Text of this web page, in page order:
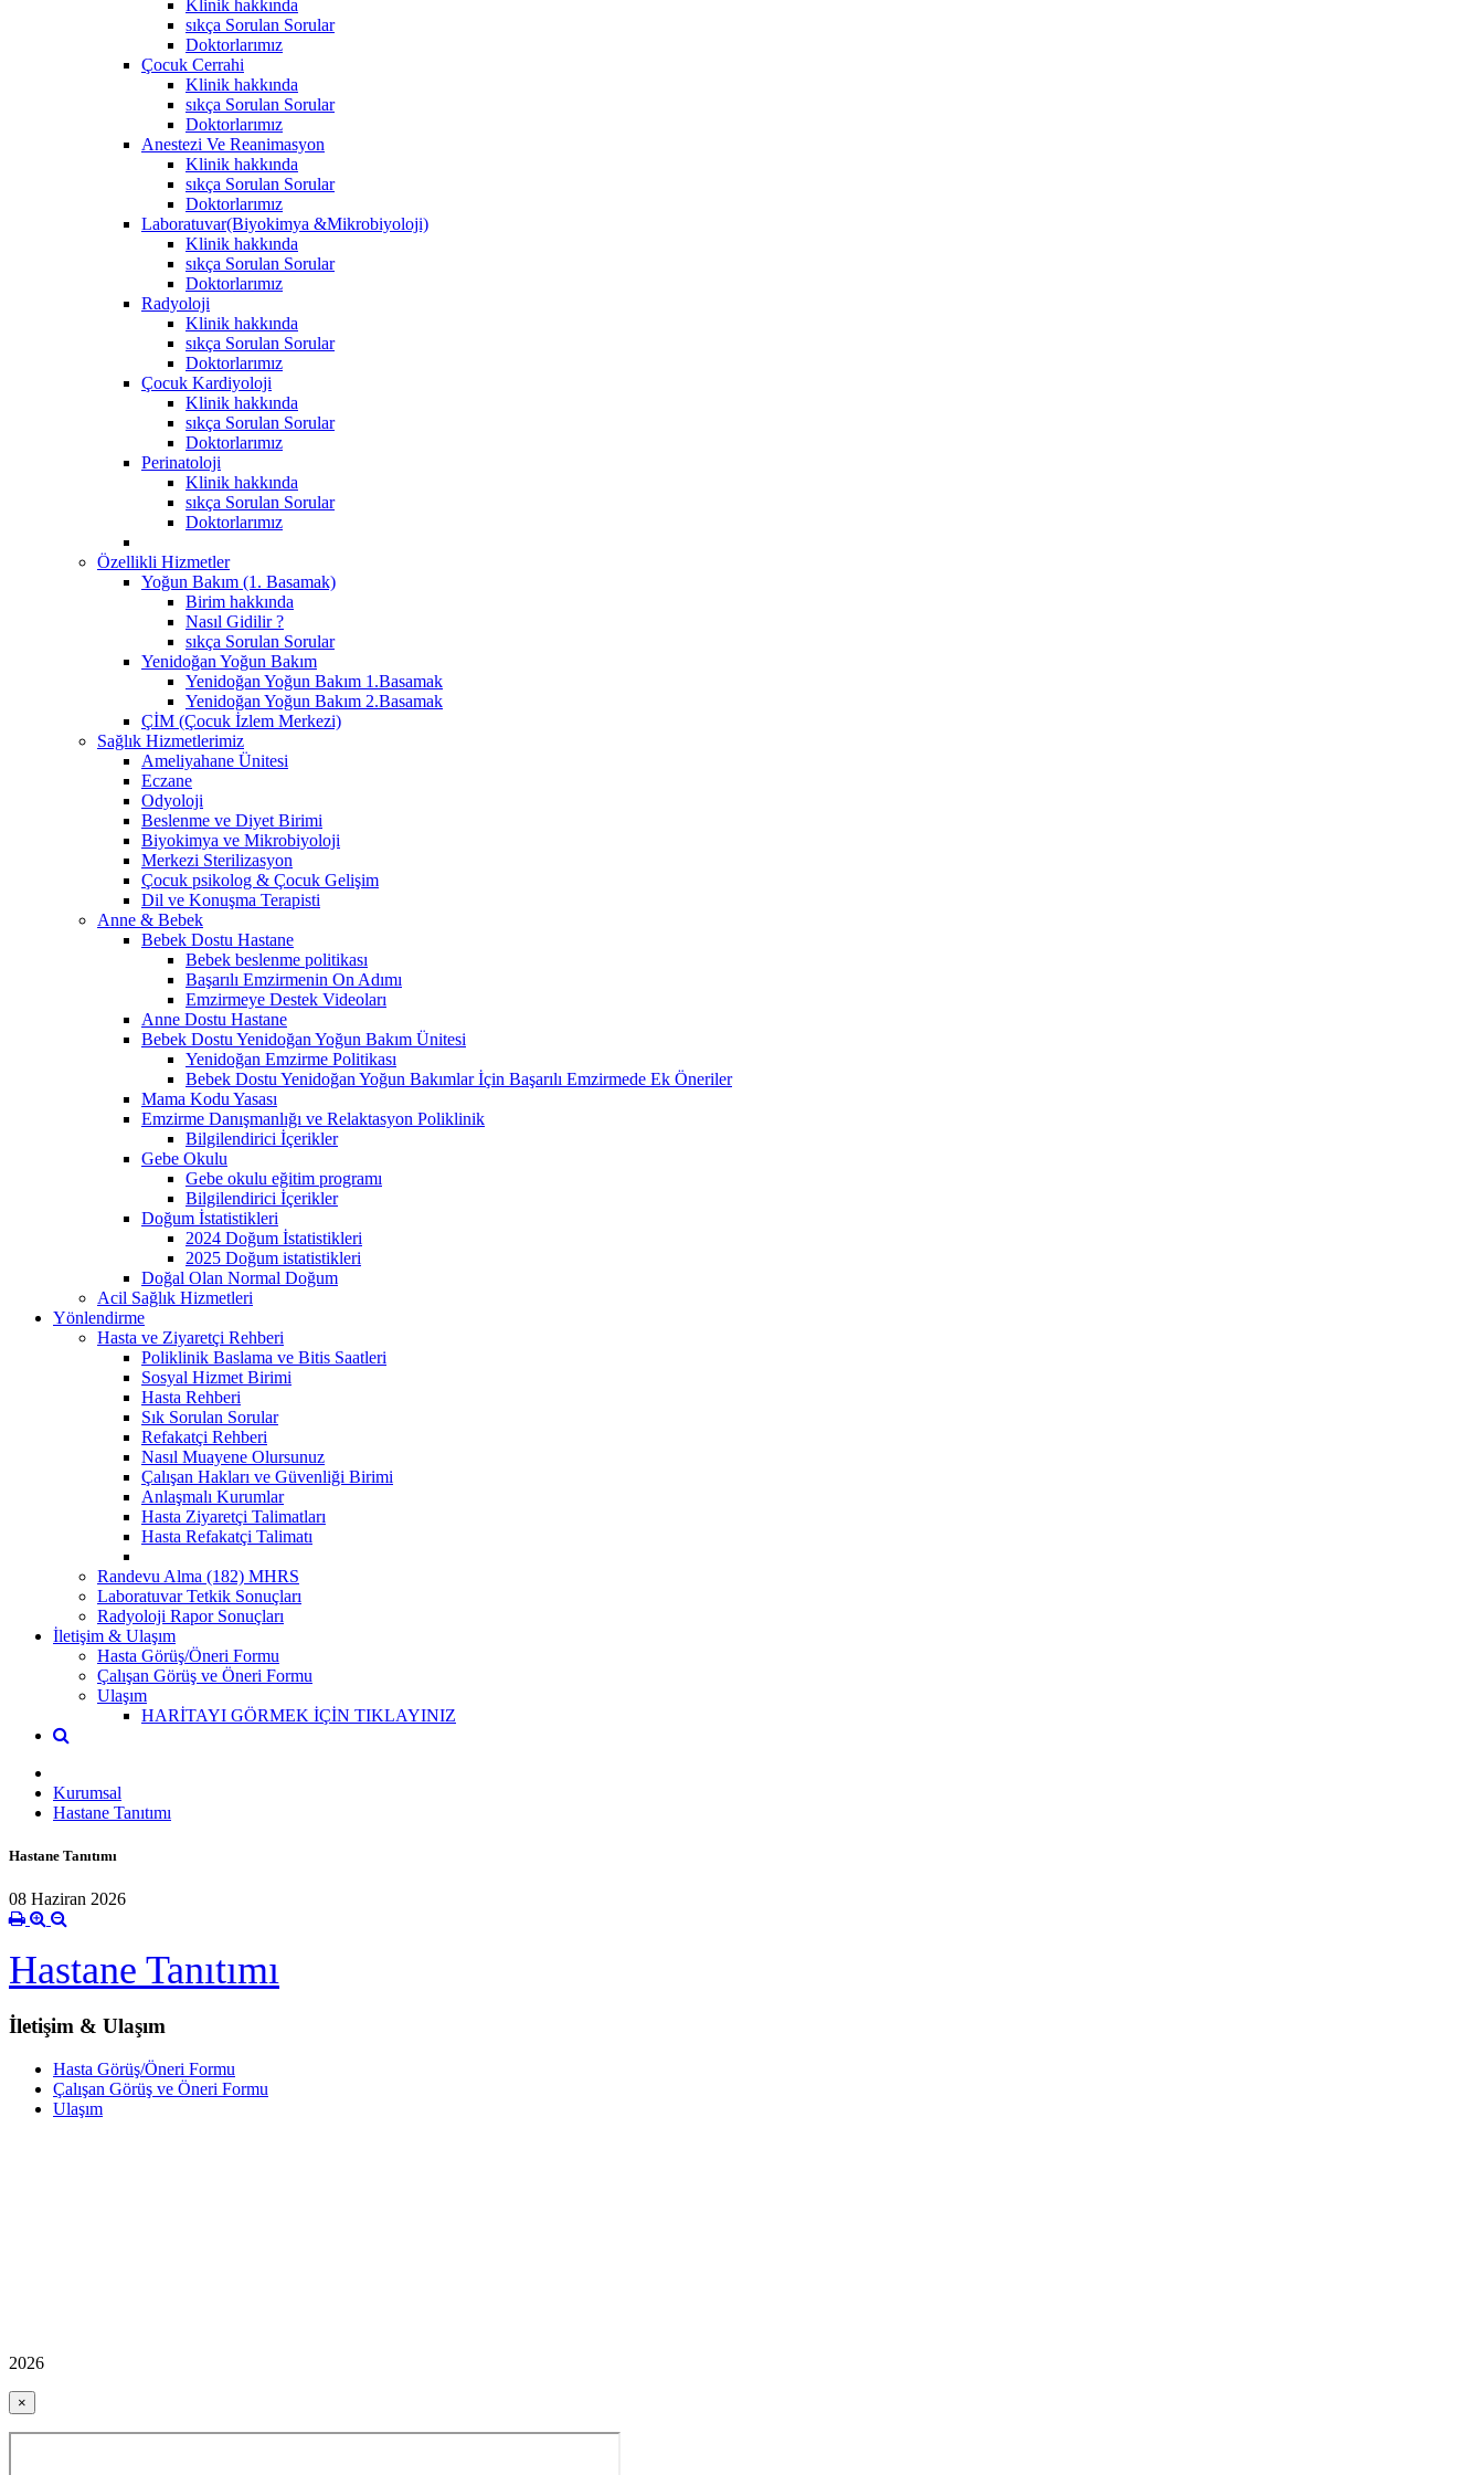
Klinik hakkında
sıkça Sorulan Sorular
Doktorlarımız
Çocuk Cerrahi
Klinik hakkında
sıkça Sorulan Sorular
Doktorlarımız
Anestezi Ve Reanimasyon
Klinik hakkında
sıkça Sorulan Sorular
Doktorlarımız
Laboratuvar(Biyokimya &Mikrobiyoloji)
Klinik hakkında
sıkça Sorulan Sorular
Doktorlarımız
Radyoloji
Klinik hakkında
sıkça Sorulan Sorular
Doktorlarımız
Çocuk Kardiyoloji
Klinik hakkında
sıkça Sorulan Sorular
Doktorlarımız
Perinatoloji
Klinik hakkında
sıkça Sorulan Sorular
Doktorlarımız
Özellikli Hizmetler
Yoğun Bakım (1. Basamak)
Birim hakkında
Nasıl Gidilir ?
sıkça Sorulan Sorular
Yenidoğan Yoğun Bakım
Yenidoğan Yoğun Bakım 1.Basamak
Yenidoğan Yoğun Bakım 2.Basamak
ÇİM (Çocuk İzlem Merkezi)
Sağlık Hizmetlerimiz
Ameliyahane Ünitesi
Eczane
Odyoloji
Beslenme ve Diyet Birimi
Biyokimya ve Mikrobiyoloji
Merkezi Sterilizasyon
Çocuk psikolog & Çocuk Gelişim
Dil ve Konuşma Terapisti
Anne & Bebek
Bebek Dostu Hastane
Bebek beslenme politikası
Başarılı Emzirmenin On Adımı
Emzirmeye Destek Videoları
Anne Dostu Hastane
Bebek Dostu Yenidoğan Yoğun Bakım Ünitesi
Yenidoğan Emzirme Politikası
Bebek Dostu Yenidoğan Yoğun Bakımlar İçin Başarılı Emzirmede Ek Öneriler
Mama Kodu Yasası
Emzirme Danışmanlığı ve Relaktasyon Poliklinik
Bilgilendirici İçerikler
Gebe Okulu
Gebe okulu eğitim programı
Bilgilendirici İçerikler
Doğum İstatistikleri
2024 Doğum İstatistikleri
2025 Doğum istatistikleri
Doğal Olan Normal Doğum
Acil Sağlık Hizmetleri
Yönlendirme
Hasta ve Ziyaretçi Rehberi
Poliklinik Baslama ve Bitis Saatleri
Sosyal Hizmet Birimi
Hasta Rehberi
Sık Sorulan Sorular
Refakatçi Rehberi
Nasıl Muayene Olursunuz
Çalışan Hakları ve Güvenliği Birimi
Anlaşmalı Kurumlar
Hasta Ziyaretçi Talimatları
Hasta Refakatçi Talimatı
Randevu Alma (182) MHRS
Laboratuvar Tetkik Sonuçları
Radyoloji Rapor Sonuçları
İletişim & Ulaşım
Hasta Görüş/Öneri Formu
Çalışan Görüş ve Öneri Formu
Ulaşım
HARİTAYI GÖRMEK İÇİN TIKLAYINIZ
Kurumsal
Hastane Tanıtımı
Hastane Tanıtımı
08 Haziran 2026
Hastane Tanıtımı
İletişim & Ulaşım
Hasta Görüş/Öneri Formu
Çalışan Görüş ve Öneri Formu
Ulaşım
2026
×